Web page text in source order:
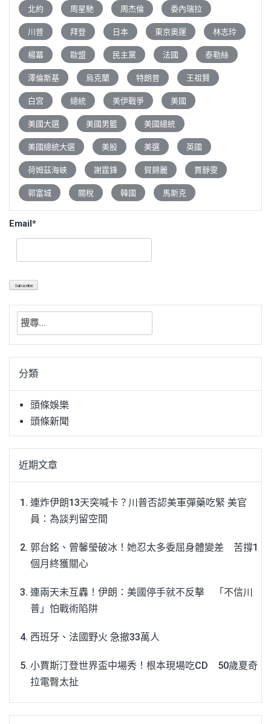
北約 周星馳 周杰倫 委內瑞拉
川普 拜登 日本 東京奧運 林志玲
楊冪 歐盟 民主黨 法國 泰勒絲
澤倫斯基 烏克蘭 特朗普 王祖賢
白宮 總統 美伊戰爭 美國
美國大選 美國男籃 美國總統
美國總統大選 美股 美選 英國
荷姆茲海峽 謝霆鋒 賀錦麗 賈靜雯
郭富城 關稅 韓國 馬斯克
Email*
搜
關
字:分類
頭條娛樂
頭條新聞
近期文章
連炸伊朗13天突喊卡？川普否認美軍彈藥吃緊 美官
員：為談判留空間
郭台銘、曾馨瑩破冰！她忍太多委屈身體變差 苦撐1
個月終獲關心
連兩天未互轟！伊朗：美國停手就不反擊 「不信川
普」怕戰術陷阱
西班牙、法國野火 急撤33萬人
小賈斯汀登世界盃中場秀！根本現場吃CD 50歲夏奇
拉電臀太扯